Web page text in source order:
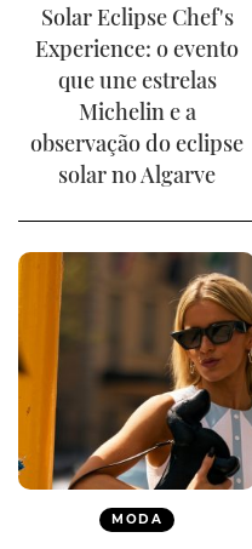
Solar Eclipse Chef's
Experience: o evento
que une estrelas
Michelin e a
observação do eclipse
solar no Algarve
MODA